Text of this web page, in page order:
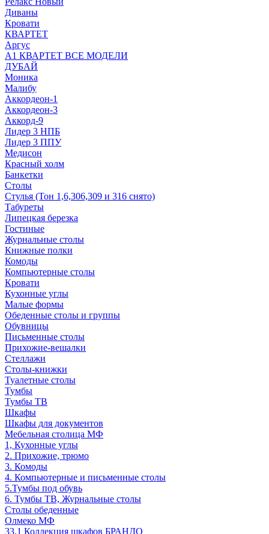
Диваны
Кровати
КВАРТЕТ
Аргус
А1 КВАРТЕТ ВСЕ МОДЕЛИ
ДУБАЙ
Моника
Малибу
Аккордеон-1
Аккордеон-3
Аккорд-9
Лидер 3 НПБ
Лидер 3 ППУ
Медисон
Красный холм
Банкетки
Столы
Стулья (Тон 1,6,306,309 и 316 снято)
Табуреты
Липецкая березка
Гостиные
Журнальные столы
Книжные полки
Комоды
Компьютерные столы
Кровати
Кухонные углы
Малые формы
Обеденные столы и группы
Обувницы
Письменные столы
Прихожие-вешалки
Стеллажи
Столы-книжки
Туалетные столы
Тумбы
Тумбы ТВ
Шкафы
Шкафы для документов
Мебельная столица МФ
1, Кухонные углы
2. Прихожие, трюмо
3. Комоды
4. Компьютерные и письменные столы
5.Тумбы под обувь
6. Тумбы ТВ, Журнальные столы
Столы обеденные
Олмеко МФ
33.1 Коллекция шкафов БРАНДО